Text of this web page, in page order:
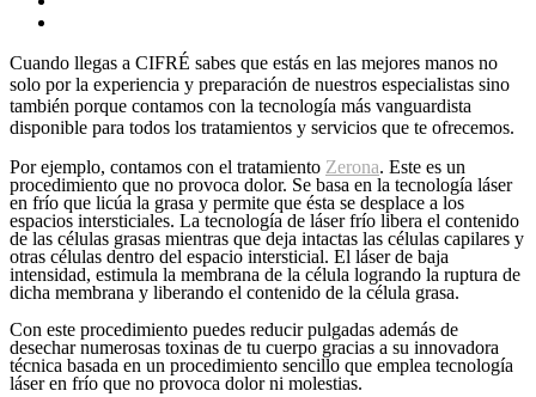
Cuando llegas a CIFRÉ sabes que estás en las mejores manos no
solo por la experiencia y preparación de nuestros especialistas sino
también porque contamos con la tecnología más vanguardista
disponible para todos los tratamientos y servicios que te ofrecemos.
Por ejemplo, contamos con el tratamiento Zerona. Este es un
procedimiento que no provoca dolor. Se basa en la tecnología láser
en frío que licúa la grasa y permite que ésta se desplace a los
espacios intersticiales. La tecnología de láser frío libera el contenido
de las células grasas mientras que deja intactas las células capilares y
otras células dentro del espacio intersticial. El láser de baja
intensidad, estimula la membrana de la célula logrando la ruptura de
dicha membrana y liberando el contenido de la célula grasa.
Con este procedimiento puedes reducir pulgadas además de
desechar numerosas toxinas de tu cuerpo gracias a su innovadora
técnica basada en un procedimiento sencillo que emplea tecnología
láser en frío que no provoca dolor ni molestias.